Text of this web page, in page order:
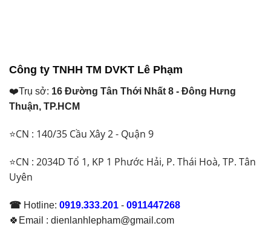
Công ty TNHH TM DVKT Lê Phạm
❤️Trụ sở: 16 Đường Tân Thới Nhất 8 - Đông Hưng
Thuận, TP.HCM
⭐CN : 140/35 Cầu Xây 2 - Quận 9
⭐CN : 2034D Tổ 1, KP 1 Phước Hải, P. Thái Hoà, TP. Tân
Uyên
☎ Hotline: 0919.333.201 - 0911447268
🍀Email : dienlanhlepham@gmail.com